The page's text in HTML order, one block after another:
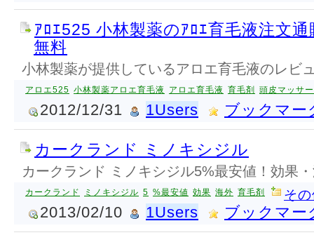
ｱﾛｴ525 小林製薬のｱﾛｴ育毛液注文
無料
小林製薬が提供しているアロエ育毛液のレビ
アロエ525 小林製薬アロエ育毛液 アロエ育毛液 育毛剤 頭皮マッサ
2012/12/31 1Users ブックマー
カークランド ミノキシジル
カークランド ミノキシジル5%最安値！効果
カークランド ミノキシジル 5 %最安値 効果 海外 育毛剤 そ
2013/02/10 1Users ブックマー